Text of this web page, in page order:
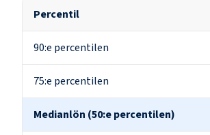
Percentil
90:e percentilen
75:e percentilen
Medianlön (50:e percentilen)